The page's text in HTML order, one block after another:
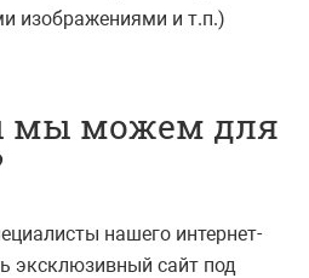
изображениями и т.п.)
мы можем для
нашего интернет-
эксклюзивный сайт под